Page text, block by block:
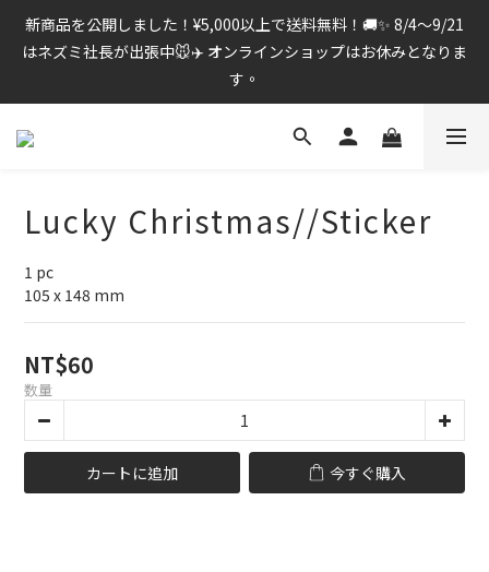
新商品を公開しました！¥5,000以上で送料無料！🚚✨ 8/4〜9/21
はネズミ社長が出張中🐭✈️ オンラインショップはお休みとなりま
す。
Lucky Christmas//Sticker
1 pc
105 x 148 mm
NT$60
数量
カートに追加 今すぐ購入